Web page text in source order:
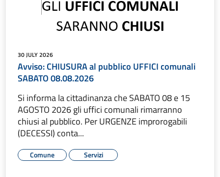
30 JULY 2026
Avviso: CHIUSURA al pubblico UFFICI comunali
SABATO 08.08.2026
Si informa la cittadinanza che SABATO 08 e 15
AGOSTO 2026 gli uffici comunali rimarranno
chiusi al pubblico. Per URGENZE improrogabili
(DECESSI) conta...
Comune Servizi